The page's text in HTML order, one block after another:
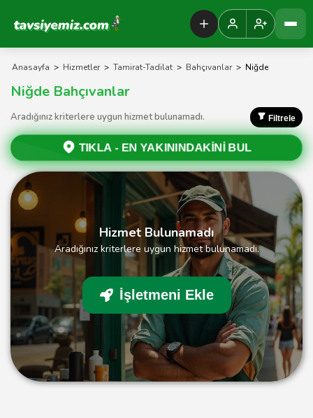
Tavsiyemiz Anasayfa
Anasayfa > Hizmetler > Tamirat-Tadilat > Bahçıvanlar > Niğde
Niğde Bahçıvanlar
Aradığınız kriterlere uygun hizmet bulunamadı. Filtrele
TIKLA - EN YAKININDAKİNİ BUL
Hizmet Bulunamadı
Aradığınız kriterlere uygun hizmet bulunamadı.
İşletmeni Ekle